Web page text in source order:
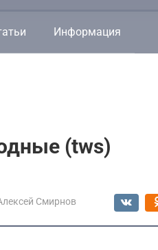
Информация
(tws)
Смирнов